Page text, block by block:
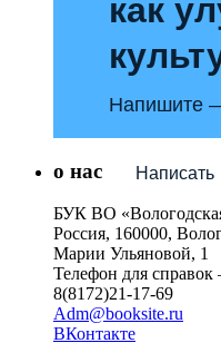
как
Напишите
Написать
о нас
БУК ВО «Вологодская
Россия, 160000,
Марии Ульяновой, 1
Телефон для справок
8(8172)21-17-69
Adm@booksite.ru
ВКонтакте